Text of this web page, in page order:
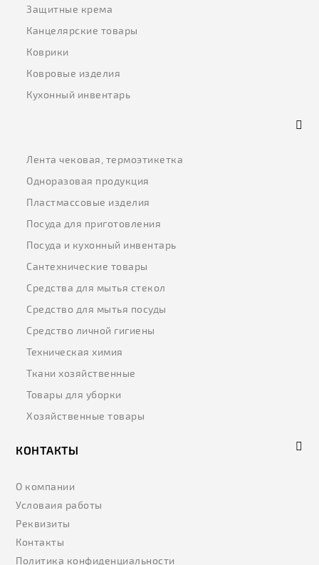
Защитные крема
Канцелярские товары
Коврики
Ковровые изделия
Кухонный инвентарь
Лента чековая, термоэтикетка
Одноразовая продукция
Пластмассовые изделия
Посуда для приготовления
Посуда и кухонный инвентарь
Сантехнические товары
Средства для мытья стекол
Средство для мытья посуды
Средство личной гигиены
Техническая химия
Ткани хозяйственные
Товары для уборки
Хозяйственные товары
КОНТАКТЫ
О компании
Условаия работы
Реквизиты
Контакты
Политика конфиденциальности